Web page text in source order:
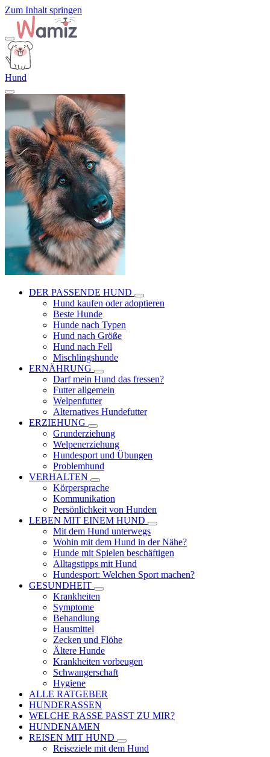
Zum Inhalt springen
Hund
DER PASSENDE HUND
Hund kaufen oder adoptieren
Beste Hunde
Hunde nach Typen
Hund nach Größe
Hund nach Fell
Mischlingshunde
ERNÄHRUNG
Darf mein Hund das fressen?
Futter allgemein
Welpenfutter
Alternatives Hundefutter
ERZIEHUNG
Grunderziehung
Welpenerziehung
Hundesport und Übungen
Problemhund
VERHALTEN
Körpersprache
Kommunikation
Persönlichkeit von Hunden
LEBEN MIT EINEM HUND
Mit dem Hund unterwegs
Wohin mit dem Hund in der Nähe?
Hunde mit Spielen beschäftigen
Alltagstipps mit Hund
Hundesport: Welchen Sport machen?
GESUNDHEIT
Krankheiten
Symptome
Behandlung
Hausmittel
Zecken und Flöhe
Ältere Hunde
Krankheiten vorbeugen
Schwangerschaft
Hygiene
ALLE RATGEBER
HUNDERASSEN
WELCHE RASSE PASST ZU MIR?
HUNDENAMEN
REISEN MIT HUND
Reiseziele mit dem Hund